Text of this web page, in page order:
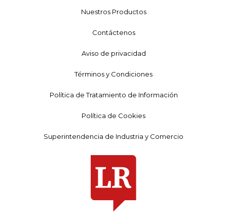
Nuestros Productos
Contáctenos
Aviso de privacidad
Términos y Condiciones
Política de Tratamiento de Información
Política de Cookies
Superintendencia de Industria y Comercio